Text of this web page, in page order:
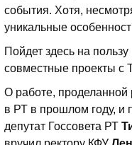
события. Хотя,
уникальные
Пойдет здесь на
совместные проекты с
О работе, проделанной
в РТ в прошлом году, и
депутат Госсовета РТ